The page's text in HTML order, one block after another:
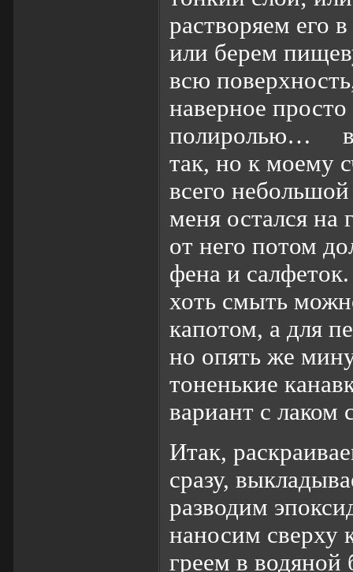
растворяем его
или берем
всю
наверное
полиролью…
так, но к моему
всего
меня остался на
от него потом
фена и
хоть смыть
капотом, а для
но опять же
тоненькие
вариант с
Итак,
сразу,
разводим
наносим сверху
греем в